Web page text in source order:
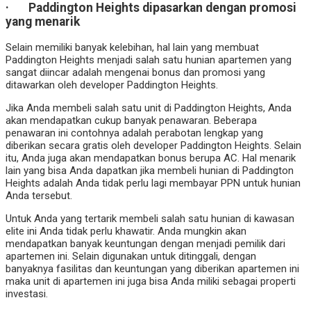
· Paddington Heights dipasarkan dengan promosi
yang menarik
Selain memiliki banyak kelebihan, hal lain yang membuat
Paddington Heights menjadi salah satu hunian apartemen yang
sangat diincar adalah mengenai bonus dan promosi yang
ditawarkan oleh developer Paddington Heights.
Jika Anda membeli salah satu unit di Paddington Heights, Anda
akan mendapatkan cukup banyak penawaran. Beberapa
penawaran ini contohnya adalah perabotan lengkap yang
diberikan secara gratis oleh developer Paddington Heights. Selain
itu, Anda juga akan mendapatkan bonus berupa AC. Hal menarik
lain yang bisa Anda dapatkan jika membeli hunian di Paddington
Heights adalah Anda tidak perlu lagi membayar PPN untuk hunian
Anda tersebut.
Untuk Anda yang tertarik membeli salah satu hunian di kawasan
elite ini Anda tidak perlu khawatir. Anda mungkin akan
mendapatkan banyak keuntungan dengan menjadi pemilik dari
apartemen ini. Selain digunakan untuk ditinggali, dengan
banyaknya fasilitas dan keuntungan yang diberikan apartemen ini
maka unit di apartemen ini juga bisa Anda miliki sebagai properti
investasi.